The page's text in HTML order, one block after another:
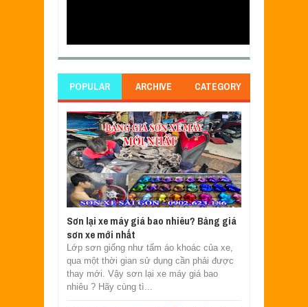
POPULAR ARCHIVE CATEGORY
Sơn lại xe máy giá bao nhiêu? Bảng giá
sơn xe mới nhất
Lớp sơn giống như tấm áo khoác của xe,
qua một thời gian sử dụng cần phải được
thay mới. Vậy sơn lại xe máy giá bao
nhiêu ? Hãy cùng tì...